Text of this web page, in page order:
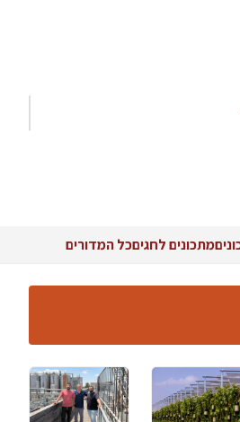
מתכונים לחגיםכל המדורים